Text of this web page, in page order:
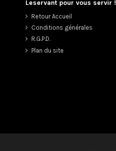
Leservant pour vous servir !
Retour Accueil
Conditions générales
R.G.P.D.
Plan du site